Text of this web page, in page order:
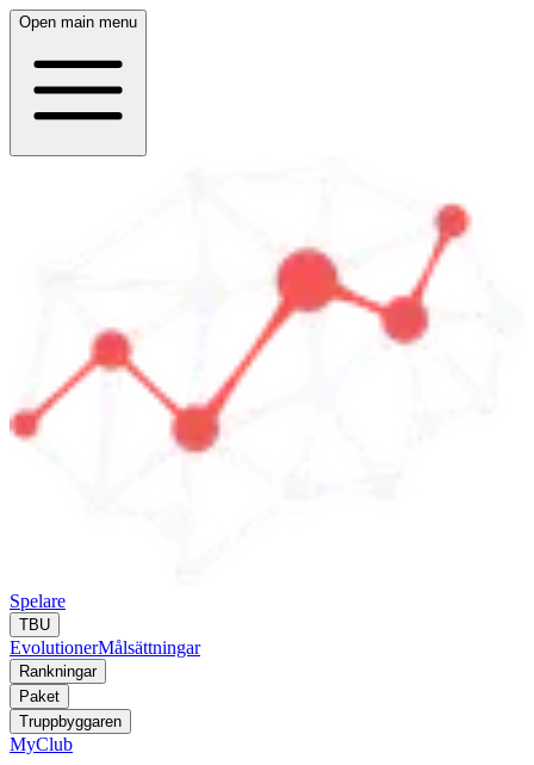
Open main menu
Spelare
TBU
EvolutionerMålsättningar
Rankningar
Paket
Truppbyggaren
MyClub